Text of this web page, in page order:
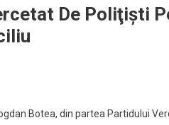
De Poliţişti
Botea, din partea Partidului